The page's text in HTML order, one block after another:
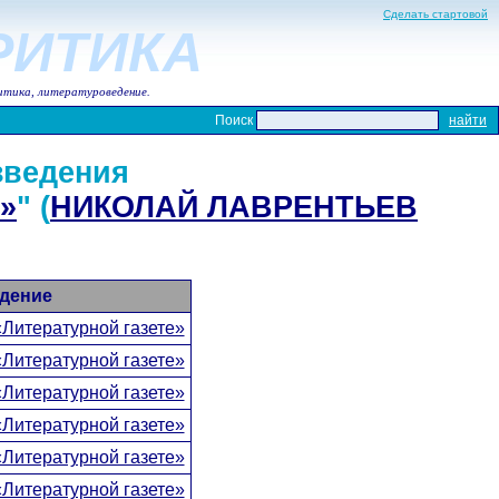
Сделать стартовой
литературоведение.
Поиск
" (НИКОЛАЙ ЛАВРЕНТЬЕВ
газете»
газете»
газете»
газете»
газете»
газете»